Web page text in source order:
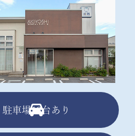
駐車場13台あり